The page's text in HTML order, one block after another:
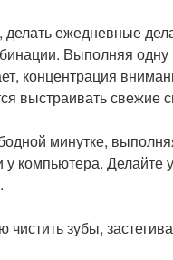
ежедневные
Выполняя одну
концентрация
выстраивать свежие
минутке,
у компьютера. Делайте
зубы,